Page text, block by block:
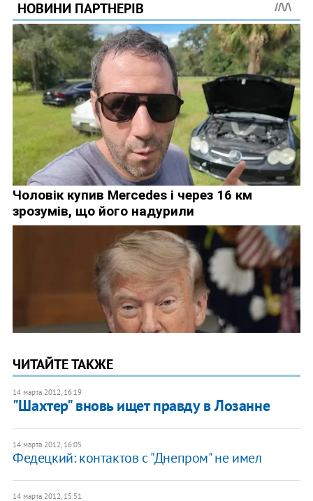
ЧИТАЙТЕ ТАКЖЕ
14 марта 2012, 16:19
"Шахтер" вновь ищет правду в Лозанне
14 марта 2012, 16:05
Федецкий: контактов с "Днепром" не имел
14 марта 2012, 15:51